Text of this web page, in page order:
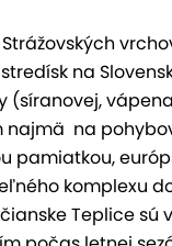
na
najmä na
pamiatkou,
komplexu
Teplice sú